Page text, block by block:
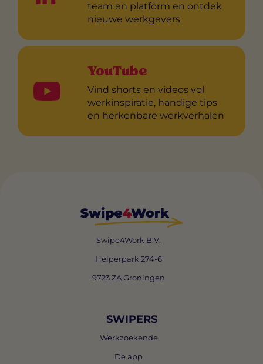
team en platform en ontdek
nieuwe werkgevers
YouTube
Vind shorts en videos vol
werkinspiratie, handige tips
en herkenbare werkverhalen
Swipe4Work B.V.
Helperpark 274-6
9723 ZA Groningen
SWIPERS
Werkzoekende
De app